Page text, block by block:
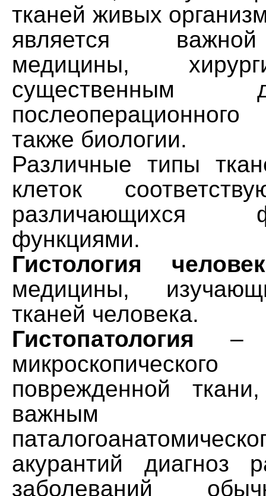
тканей живых
является
медицины,
также биологии.
Различные типы
клеток
функциями.
Гистология
медицины,
тканей человека.
Гистопатология –
поврежденной
важным
акурантий диагноз
заболеваний